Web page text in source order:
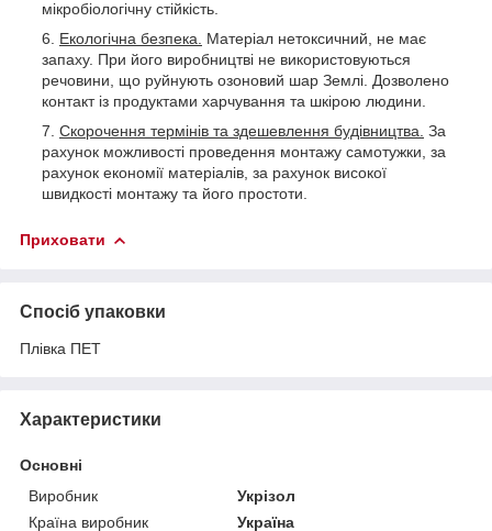
мікробіологічну стійкість.
Екологічна безпека.
Матеріал нетоксичний, не має
запаху. При його виробництві не використовуються
речовини, що руйнують озоновий шар Землі. Дозволено
контакт із продуктами харчування та шкірою людини.
Скорочення термінів та здешевлення будівництва. За
рахунок можливості проведення монтажу самотужки, за
рахунок економії матеріалів, за рахунок високої
швидкості монтажу та його простоти.
Приховати
Спосіб упаковки
Плівка ПЕТ
Характеристики
Основні
Виробник
Укрізол
Країна виробник
Україна